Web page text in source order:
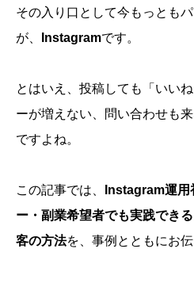
その入り口として今もっとも
が、
Instagramです。
とはいえ、投稿しても「いい
ーが増えない、問い合わせも
ですよね。
この記事では、
Instagram運
ー・副業希望者でも実践でき
客の方法を、事例とともにお伝